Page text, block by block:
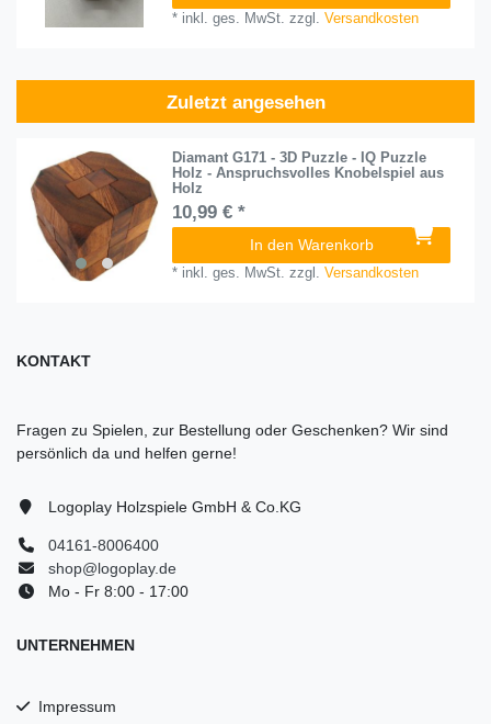
* inkl. ges. MwSt. zzgl.Versandkosten
Zuletzt angesehen
Diamant G171 - 3D Puzzle - IQ Puzzle
Holz - Anspruchsvolles Knobelspiel aus
Holz
10,99 € *
In den Warenkorb
* inkl. ges. MwSt. zzgl.Versandkosten
KONTAKT
Fragen zu Spielen, zur Bestellung oder Geschenken? Wir sind
persönlich da und helfen gerne!
Logoplay Holzspiele GmbH & Co.KG
04161-8006400
shop@logoplay.de
Mo - Fr 8:00 - 17:00
UNTERNEHMEN
Impressum